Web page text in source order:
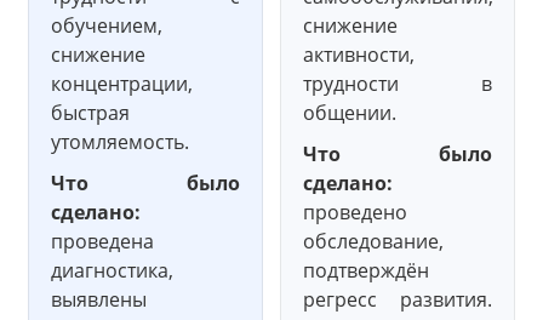
обучением,
снижение
концентрации,
быстрая
утомляемость.
Что было
сделано:
проведена
диагностика,
выявлены
снижение
активности,
трудности в
общении.
Что было
сделано:
проведено
обследование,
подтверждён
регресс развития.